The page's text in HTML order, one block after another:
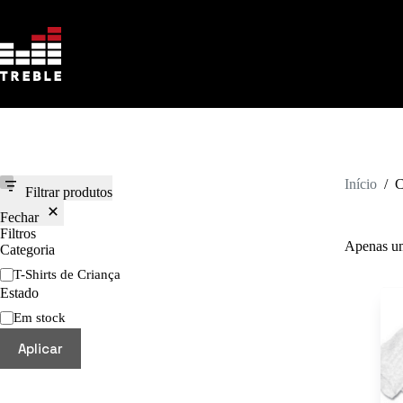
o
conteúdo
Início /
Apenas
Filtrar produtos
Fechar
Filtros
Categoria
Categoria
T-Shirts de Criança
Estado
Disponibilidade
Em stock
Aplicar